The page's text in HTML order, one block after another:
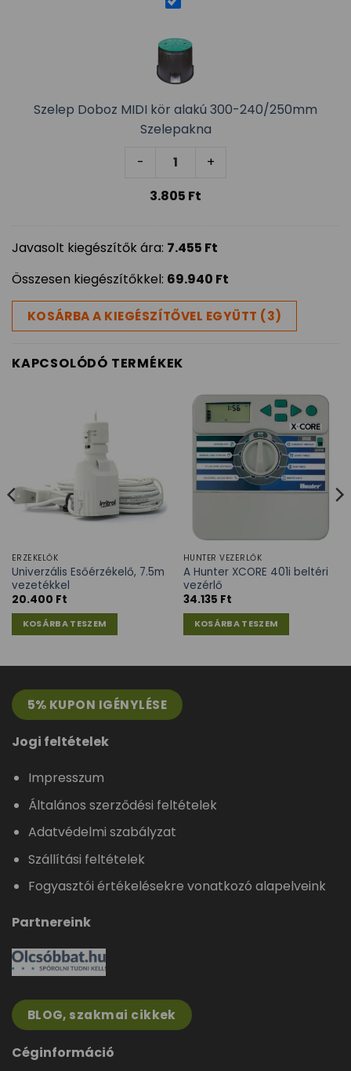
Szelep Doboz MIDI kör alakú 300-240/250mm
Szelepakna
-
Szelep Doboz MIDI kör alakú
+
3.805 Ft
Javasolt kiegészítők ára: 7.455 Ft
Összesen kiegészítőkkel: 69.940 Ft
KOSÁRBA A KIEGÉSZÍTŐVEL EGYÜTT (3)
KAPCSOLÓDÓ TERMÉKEK
ÉRZÉKELŐK
Univerzális Esőérzékelő, 7.5m
vezetékkel
20.400 Ft
KOSÁRBA TESZEM
HUNTER VEZÉRLŐK
A Hunter XCORE 401i beltéri
vezérlő
34.135 Ft
KOSÁRBA TESZEM
5% KUPON IGÉNYLÉSE
Jogi feltételek
Impresszum
Általános szerződési feltételek
Adatvédelmi szabályzat
Szállítási feltételek
Fogyasztói értékelésekre vonatkozó alapelveink
Partnereink
BLOG, szakmai cikkek
Céginformáció